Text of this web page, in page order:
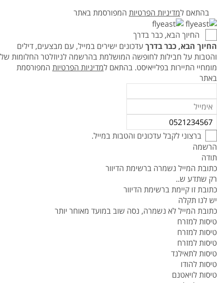
בהתאם למדיניות הפרטיות המפורסמת באתר
החיוך הבא, כבר בדרך
החיוך הבא, כבר בדרך עדכונים ישירים במייל, עם מבצעים, דילים
והטבות על חבילות לחופשה המושלמת בהרשמה לניוזלטר החלומות של
מומחיי התיירות בפלייאיסט. בהתאם למדיניות הפרטיות המפורסמת
באתר
ברצוני לקבל עדכונים והטבות במייל.
הרשמה
תודה
כתובת המייל נשמרה ברשימת הדיוור
רק שתדע ש..
כתובת זו קיימת ברשימת הדיוור
יש לנו תקלה
כתובת המייל לא נשמרה, נסה שוב במועד מאוחר יותר
טיסות למזרח
טיסות למזרח
טיסות למזרח
טיסות לתאילנד
טיסות להודו
טיסות לויאטנם